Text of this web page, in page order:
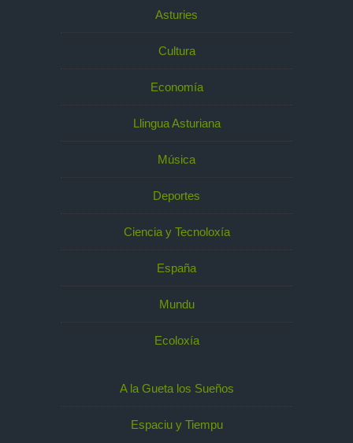
Asturies
Cultura
Economía
Llingua Asturiana
Música
Deportes
Ciencia y Tecnoloxía
España
Mundu
Ecoloxía
A la Gueta los Sueños
Espaciu y Tiempu